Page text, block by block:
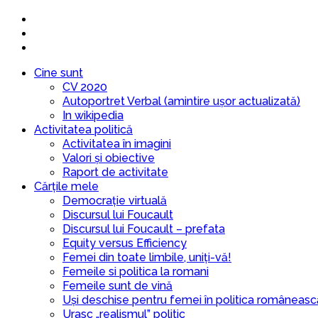
Cine sunt
CV 2020
Autoportret Verbal (amintire ușor actualizată)
In wikipedia
Activitatea politică
Activitatea în imagini
Valori și obiective
Raport de activitate
Cărțile mele
Democrație virtuală
Discursul lui Foucault
Discursul lui Foucault – prefata
Equity versus Efficiency
Femei din toate limbile, uniți-vă!
Femeile si politica la romani
Femeile sunt de vină
Uși deschise pentru femei în politica
Urasc „realismul” politic